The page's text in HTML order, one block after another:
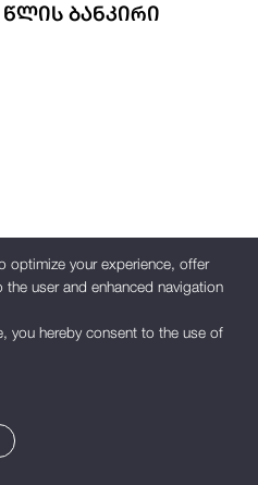
ᲑᲐᲜᲙᲘᲠᲘ
optimize your experience, offer
user and enhanced navigation
you hereby consent to the use of